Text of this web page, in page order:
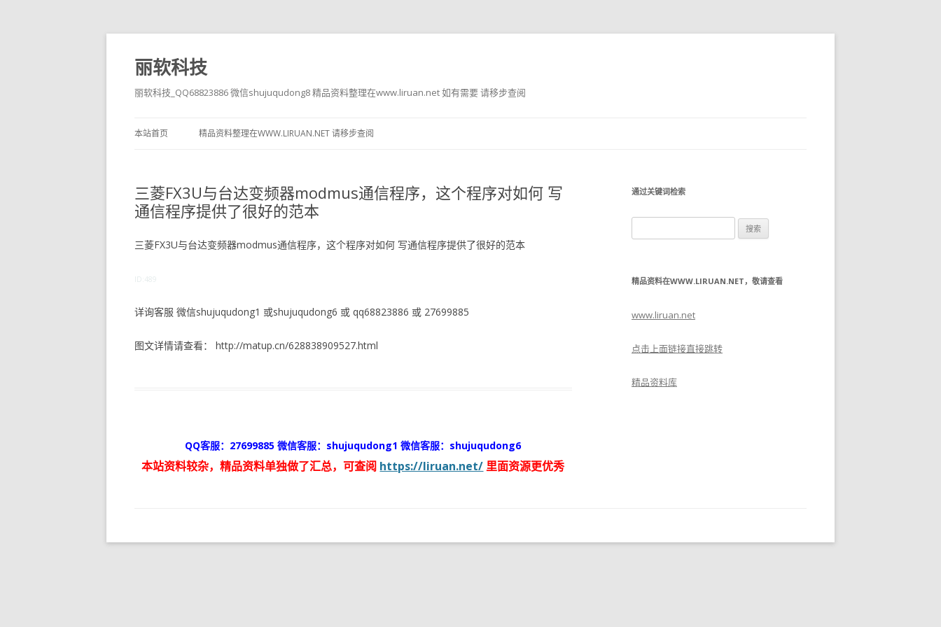
丽软科技
丽软科技_QQ68823886 微信shujuqudong8 精品资料整理在www.liruan.net 如有需要 请移步查阅
本站首页 精品资料整理在WWW.LIRUAN.NET 请移步查阅
三菱FX3U与台达变频器modmus通信程序，这个程序对如何 写
通信程序提供了很好的范本
三菱FX3U与台达变频器modmus通信程序，这个程序对如何 写通信程序提供了很好的范本
ID:489
详询客服 微信shujuqudong1 或shujuqudong6 或 qq68823886 或 27699885
图文详情请查看： http://matup.cn/628838909527.html
QQ客服：27699885 微信客服：shujuqudong1 微信客服：shujuqudong6
本站资料较杂，精品资料单独做了汇总，可查阅 https://liruan.net/ 里面资源更优秀
通过关键词检索
索：
精品资料在WWW.LIRUAN.NET，敬请查看
www.liruan.net
点击上面链接直接跳转
精品资料库